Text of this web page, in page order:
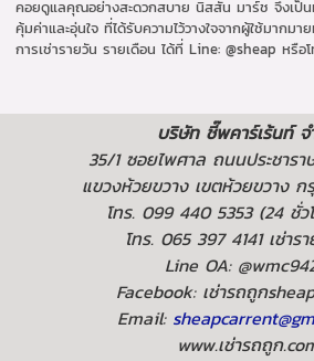
คอยดูแลคุณอย่างสะดวกสบาย นิสสัน มาร์ช จึงเป็น
คุ้มค่าและอุ่นใจ ที่ได้รับความไว้วางใจจากผู้ใช้มากม
การเช่ารายวัน รายเดือน ได้ที่ Line: @sheap หรือ
บริษัท ชี๊พคาร์เร้นท์ จ
35/1 ซอยไพศาล ถนนประชาร
แขวงห้วยขวาง เขตห้วยขวาง ก
โทร. 099 440 5353 (24 ชั่
โทร. 065 397 4141 เช่าร
Line OA:
Facebook: เช่ารถถูก
Email:
www.เช่ารถถูก